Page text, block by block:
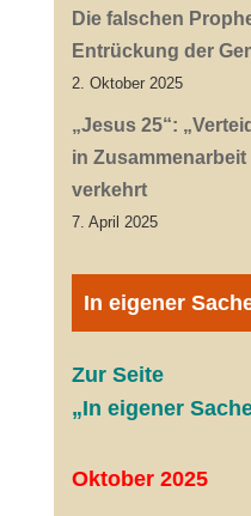
Die falschen
Entrückung der
2. Oktober 2025
„Jesus 25“:
in
verkehrt
7. April 2025
In eigener
Zur Seite
„In eigener
Oktober 2025